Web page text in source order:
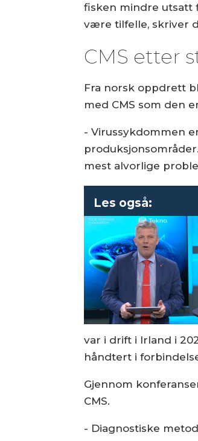
Les også:
fisken mindre utsatt
være tilfelle, skriver
CMS etter
Fra norsk oppdrett
med CMS som den
- Virussykdommen
mest alvorlige
var i drift i Irland i
håndtert i
Gjennom
CMS.
- Diagnostiske